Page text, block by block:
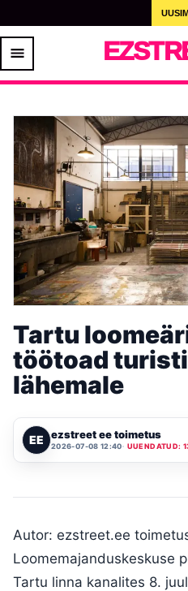
Tartu
töötoad
lähemale
EE ezstreet ee toimetus
2026-07-08 12:40 UUENDATUD:
Autor: ezstreet.ee
Loomemajanduskeskuse
Tartu linna kanalites 8.